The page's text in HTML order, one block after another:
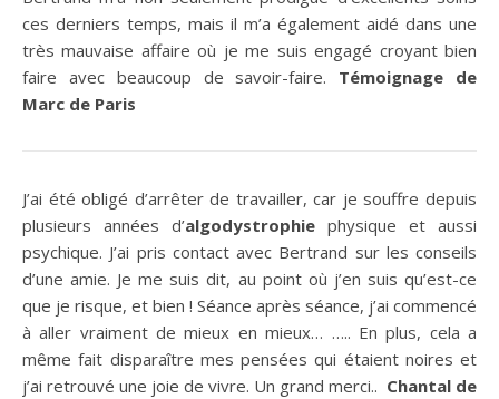
ces derniers temps, mais il m’a également aidé dans une
très mauvaise affaire où je me suis engagé croyant bien
faire avec beaucoup de savoir-faire. Témoignage de
Marc de Paris
J’ai été obligé d’arrêter de travailler, car je souffre depuis
plusieurs années d’algodystrophie physique et aussi
psychique. J’ai pris contact avec Bertrand sur les conseils
d’une amie. Je me suis dit, au point où j’en suis qu’est-ce
que je risque, et bien ! Séance après séance, j’ai commencé
à aller vraiment de mieux en mieux… ….. En plus, cela a
même fait disparaître mes pensées qui étaient noires et
j’ai retrouvé une joie de vivre. Un grand merci.. Chantal de